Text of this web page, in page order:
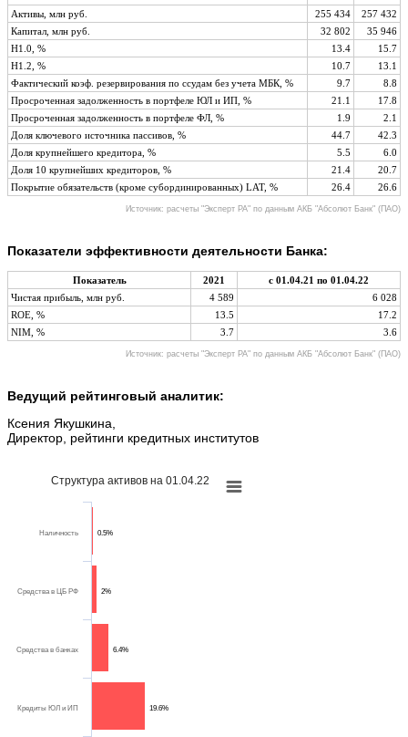
Активы, млн руб.
255 434
257 432
Капитал, млн руб.
32 802
35 946
Н1.0, %
13.4
15.7
Н1.2, %
10.7
13.1
Фактический коэф. резервирования по ссудам без учета МБК, %
9.7
8.8
Просроченная задолженность в портфеле ЮЛ и ИП, %
21.1
17.8
Просроченная задолженность в портфеле ФЛ, %
1.9
2.1
Доля ключевого источника пассивов, %
44.7
42.3
Доля крупнейшего кредитора, %
5.5
6.0
Доля 10 крупнейших кредиторов, %
21.4
20.7
Покрытие обязательств (кроме субординированных) LAT, %
26.4 26.6
Источник: расчеты "Эксперт РА" по данным АКБ "Абсолют Банк" (ПАО)
Показатели эффективности деятельности Банка:
Показатель 2021
с 01.04.21 по 01.04.22
Чистая прибыль, млн руб.
4 589
6 028
ROE, %
13.5
17.2
NIM, %
3.7 3.6
Источник: расчеты "Эксперт РА" по данным АКБ "Абсолют Банк" (ПАО)
Ведущий рейтинговый аналитик:
Ксения Якушкина,
Директор, рейтинги кредитных институтов
Структура активов на 01.04.22
0.5%
2%
6.4%
19.6%
Наличность
Средства в ЦБ РФ
Средства в банках
Кредиты ЮЛ и ИП